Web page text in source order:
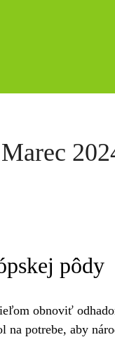
pôdy
obnoviť
potrebe, aby